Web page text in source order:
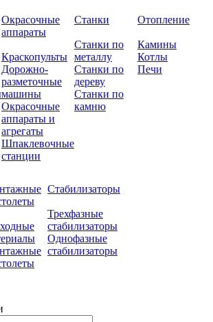
Окрасочные
аппараты
Краскопульты
Дорожно-
разметочные
машины
Окрасочные
аппараты и
агрегаты
Шпаклевочные
станции
Станки
Станки по
металлу
Станки по
дереву
Станки по
камню
Отопление
Камины
Котлы
Печи
Стабилизаторы
Трехфазные
стабилизаторы
Однофазные
стабилизаторы